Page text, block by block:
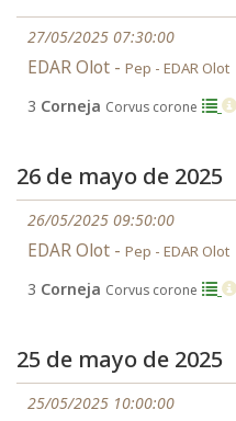
27/05/2025 07:30:00
EDAR Olot - Pep - EDAR Olot
3 Corneja Corvus corone
26 de mayo de 2025
26/05/2025 09:50:00
EDAR Olot - Pep - EDAR Olot
3 Corneja Corvus corone
25 de mayo de 2025
25/05/2025 10:00:00